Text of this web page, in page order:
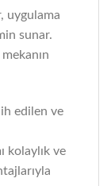
uygulama
sunar.
edilen ve
kolaylık ve